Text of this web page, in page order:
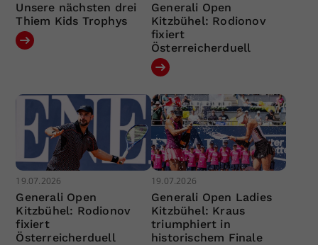
Unsere nächsten drei
Thiem Kids Trophys
Generali Open
Kitzbühel: Rodionov
fixiert
Österreicherduell
19.07.2026
Generali Open
Kitzbühel: Rodionov
fixiert
Österreicherduell
19.07.2026
Generali Open Ladies
Kitzbühel: Kraus
triumphiert in
historischem Finale